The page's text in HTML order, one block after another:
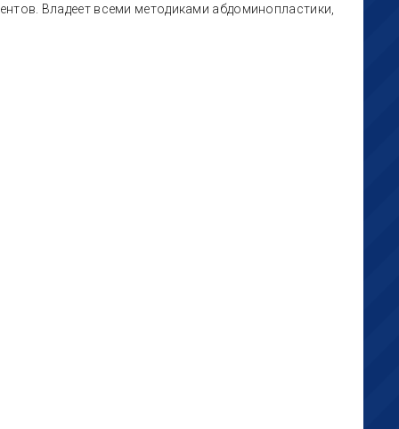
Владеет всеми методиками абдоминопластики,